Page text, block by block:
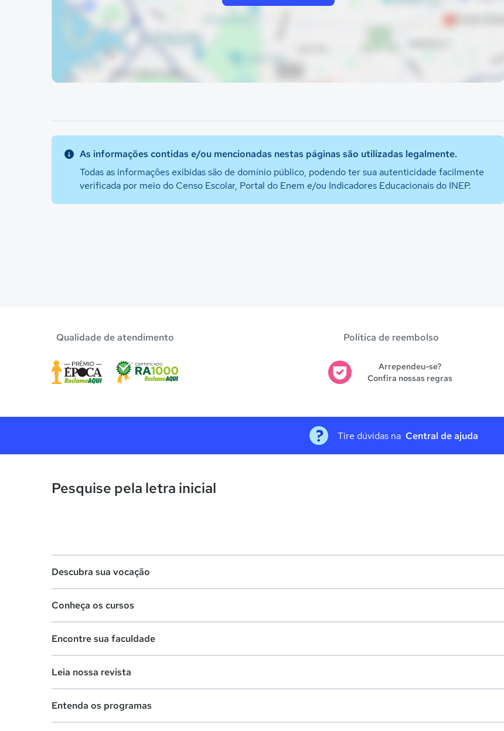
As informações contidas e/ou mencionadas nestas páginas são utilizadas legalmente.
Todas as informações exibidas são de domínio público, podendo ter sua autenticidade facilmente
verificada por meio do Censo Escolar, Portal do Enem e/ou Indicadores Educacionais do INEP.
Qualidade de atendimento Política de reembolso
Arrependeu-se?
Confira nossas regras
Tire dúvidas na Central de ajuda
Pesquise pela letra inicial
Descubra sua vocação
Lista de profissões
Conheça os cursos
Cursos de graduação
Cursos livres
Encontre sua faculdade
Faculdades na sua cidade
Leia nossa revista
Entenda os programas